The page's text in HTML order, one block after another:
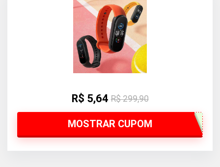
R$ 5,64 R$ 299,90
MOSTRAR CUPOM